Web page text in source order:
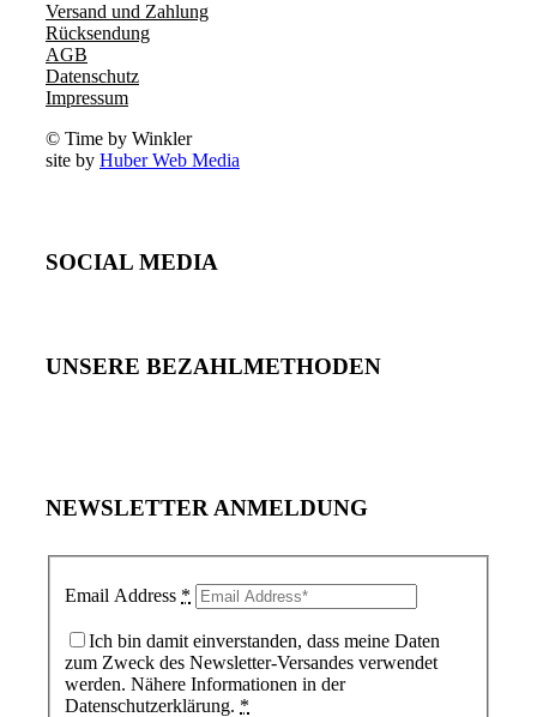
Versand und Zahlung
Rücksendung
AGB
Datenschutz
Impressum
© Time by Winkler
site by Huber Web Media
SOCIAL MEDIA
UNSERE BEZAHLMETHODEN
NEWSLETTER ANMELDUNG
Email Address *
Ich bin damit einverstanden, dass meine Daten
zum Zweck des Newsletter-Versandes verwendet
werden. Nähere Informationen in der
Datenschutzerklärung. *